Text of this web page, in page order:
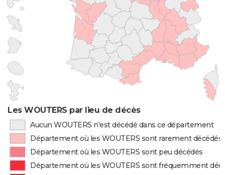
Les WOUTERS par lieu de décès
Aucun WOUTERS n'est décédé dans ce département
Département où les WOUTERS sont rarement décédés
Département où les WOUTERS sont peu décédés
Département où les WOUTERS sont fréquemment